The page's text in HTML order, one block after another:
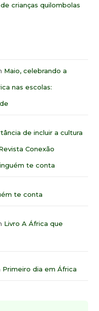
crianças quilombolas
Maio, celebrando a
nas escolas:
de incluir a cultura
Conexão
te conta
te conta
Livro A África que
Primeiro dia em África